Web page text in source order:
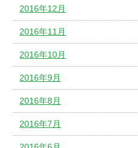
2016年12月
2016年11月
2016年10月
2016年9月
2016年8月
2016年7月